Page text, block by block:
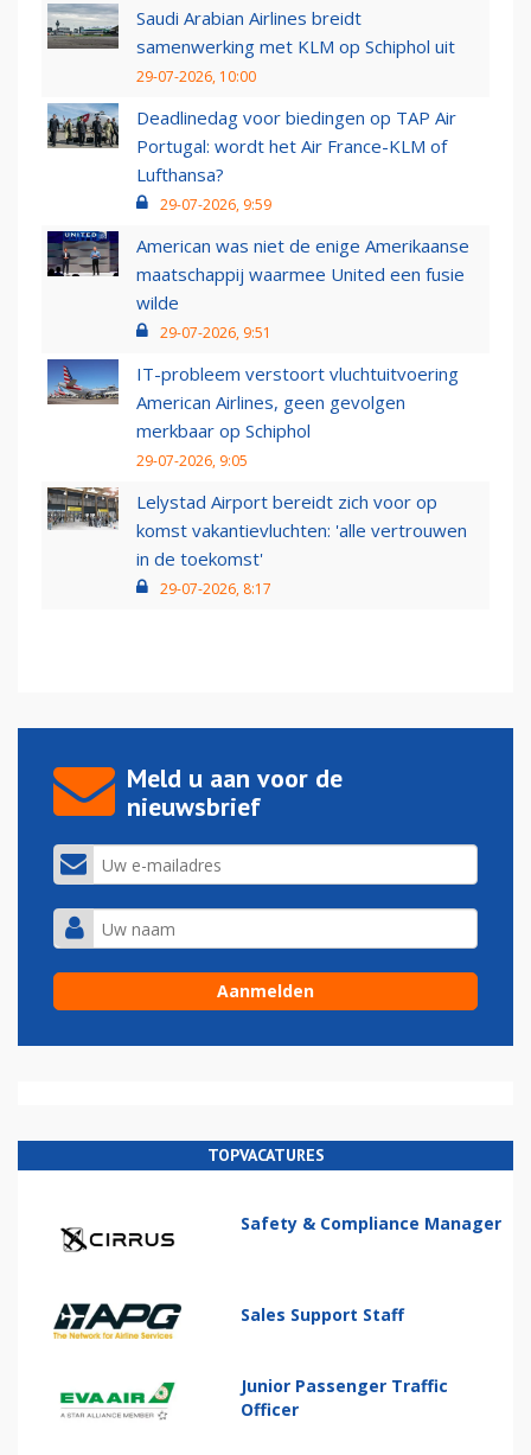
Saudi Arabian Airlines breidt
samenwerking met KLM op Schiphol uit
29-07-2026, 10:00
Deadlinedag voor biedingen op TAP Air
Portugal: wordt het Air France-KLM of
Lufthansa?
29-07-2026, 9:59
American was niet de enige Amerikaanse
maatschappij waarmee United een fusie
wilde
29-07-2026, 9:51
IT-probleem verstoort vluchtuitvoering
American Airlines, geen gevolgen
merkbaar op Schiphol
29-07-2026, 9:05
Lelystad Airport bereidt zich voor op
komst vakantievluchten: 'alle vertrouwen
in de toekomst'
29-07-2026, 8:17
Meld u aan voor de
nieuwsbrief
TOPVACATURES
Safety & Compliance Manager
Sales Support Staff
Junior Passenger Traffic
Officer